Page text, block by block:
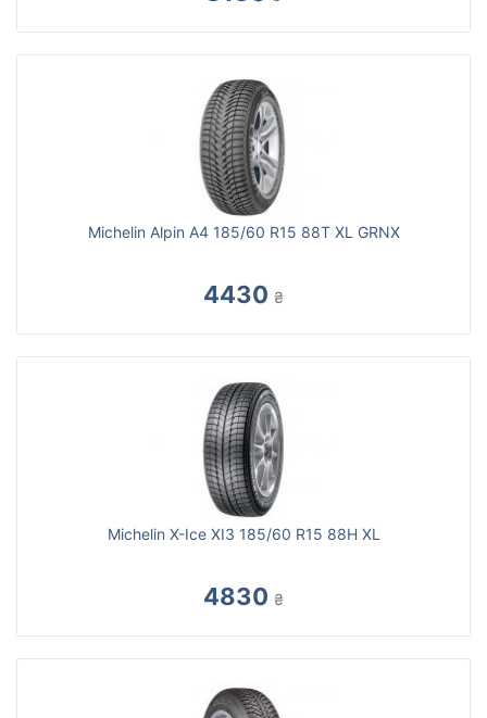
Michelin Alpin A4 185/60 R15 88T XL GRNX
4430 ₴
Michelin X-Ice XI3 185/60 R15 88H XL
4830 ₴